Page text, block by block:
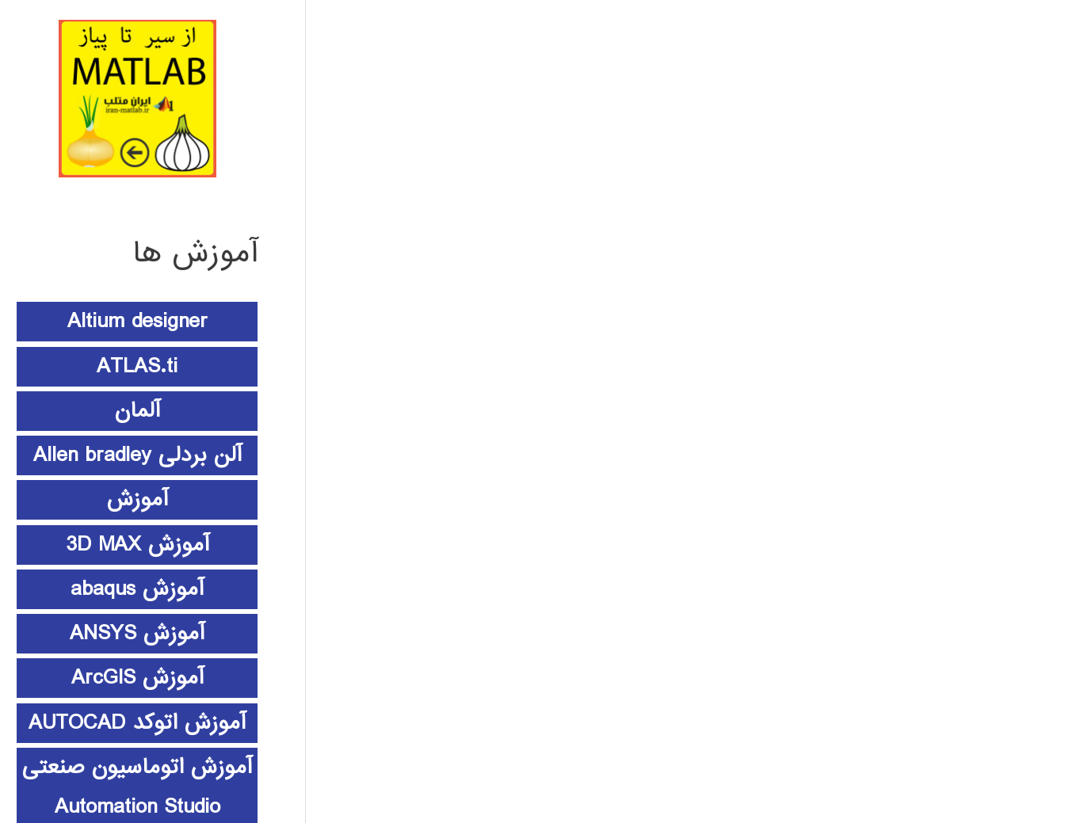
آموزش ها
Altium designer
ATLAS.ti
آلمان
آلن بردلی Allen bradley
آموزش
آموزش 3D MAX
آموزش abaqus
آموزش ANSYS
آموزش ArcGIS
آموزش اتوکد AUTOCAD
آموزش اتوماسیون صنعتی
Automation Studio